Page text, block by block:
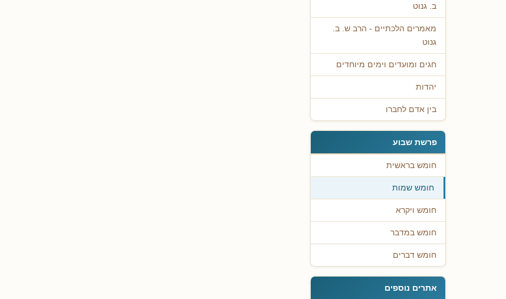
ב. גנוט
מאמרים הלכתיים - הרב ש. ב.
גנוט
חגים ומועדים וימים מיוחדים
יהדות
בין אדם לחברו
פרשת שבוע
חומש בראשית
חומש שמות
חומש ויקרא
חומש במדבר
חומש דברים
אתרים נוספים